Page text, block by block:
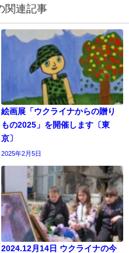
関連記事
絵画展「ウクライナからの贈り
もの2025」を開催します〔東
京〕
2025年2月5日
2024.12月14日 ウクライナの今